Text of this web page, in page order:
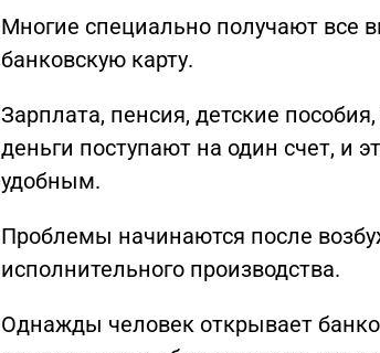
Многие специально получают все
банковскую карту.
Зарплата, пенсия, детские
деньги поступают на один счет, и
удобным.
Проблемы начинаются после
исполнительного производства.
Однажды человек открывает